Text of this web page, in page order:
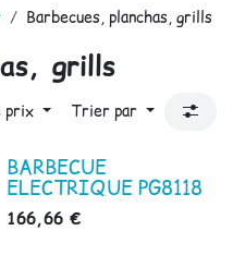
Barbecues, planchas, grills
grills
prix Trier par
BARBECUE
ELECTRIQUE PG8118
166,66€